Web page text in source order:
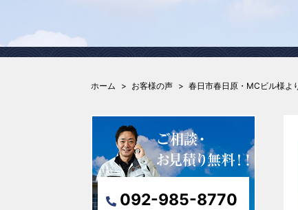
ホーム お客様の声 春日市春日原・MCビル様よ
092-985-8770